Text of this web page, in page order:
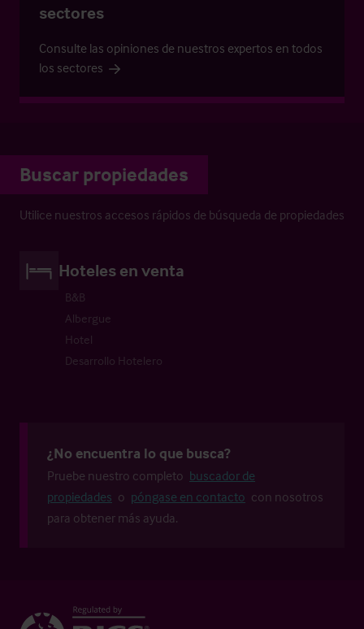
sectores
Consulte las opiniones de nuestros expertos en todos
los sectores
Buscar propiedades
Utilice nuestros accesos rápidos de búsqueda de propiedades
Hoteles en venta
B&B
Albergue
Hotel
Desarrollo Hotelero
¿No encuentra lo que busca?
Pruebe nuestro completo buscador de
propiedades o póngase en contacto con nosotros
para obtener más ayuda.